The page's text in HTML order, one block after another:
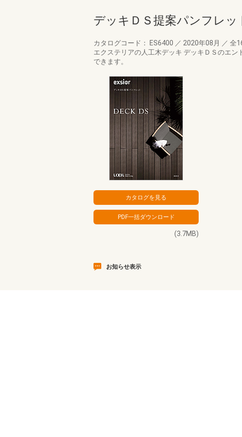
デッキＤＳ提案パンフレッ
カタログコード： ES6400 ／ 2020年08月 ／ 全
エクステリアの人工木デッキ デッキＤＳのエ
できます。
(3.7MB)
お知らせ表示